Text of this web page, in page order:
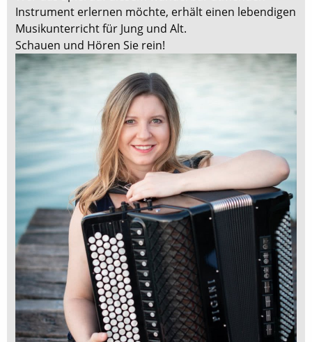
Instrument erlernen möchte, erhält einen lebendigen
Musikunterricht für Jung und Alt.
Schauen und Hören Sie rein!